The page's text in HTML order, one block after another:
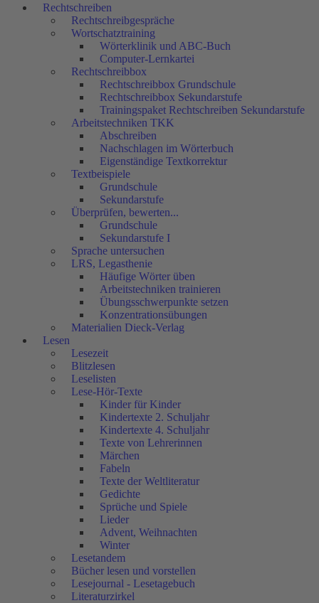
Rechtschreiben
Rechtschreibgespräche
Wortschatztraining
Wörterklinik und ABC-Buch
Computer-Lernkartei
Rechtschreibbox
Rechtschreibbox Grundschule
Rechtschreibbox Sekundarstufe
Trainingspaket Rechtschreiben Sekundarstufe
Arbeitstechniken TKK
Abschreiben
Nachschlagen im Wörterbuch
Eigenständige Textkorrektur
Textbeispiele
Grundschule
Sekundarstufe
Überprüfen, bewerten...
Grundschule
Sekundarstufe I
Sprache untersuchen
LRS, Legasthenie
Häufige Wörter üben
Arbeitstechniken trainieren
Übungsschwerpunkte setzen
Konzentrationsübungen
Materialien Dieck-Verlag
Lesen
Lesezeit
Blitzlesen
Leselisten
Lese-Hör-Texte
Kinder für Kinder
Kindertexte 2. Schuljahr
Kindertexte 4. Schuljahr
Texte von Lehrerinnen
Märchen
Fabeln
Texte der Weltliteratur
Gedichte
Sprüche und Spiele
Lieder
Advent, Weihnachten
Winter
Lesetandem
Bücher lesen und vorstellen
Lesejournal - Lesetagebuch
Literaturzirkel